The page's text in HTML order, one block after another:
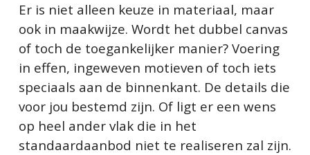
Er is niet alleen keuze in materiaal, maar
ook in maakwijze. Wordt het dubbel canvas
of toch de toegankelijker manier? Voering
in effen, ingeweven motieven of toch iets
speciaals aan de binnenkant. De details die
voor jou bestemd zijn. Of ligt er een wens
op heel ander vlak die in het
standaardaanbod niet te realiseren zal zijn.